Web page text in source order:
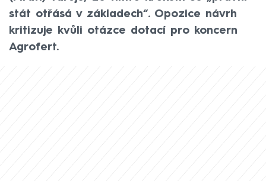
stát otřásá v základech“. Opozice návrh
kritizuje kvůli otázce dotací pro koncern
Agrofert.